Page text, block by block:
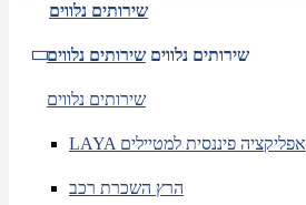
שירותים נלווים
שירותים נלווים שירותים נלווים
שירותים נלווים
LAYA אפליקציה פיננסית למטיילים
הרץ השכרת רכב